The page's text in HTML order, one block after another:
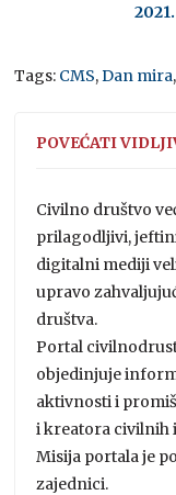
2021.
Tags: CMS,Dan mira,
POVEĆATI
Civilno društvo
prilagodljivi,
digitalni mediji
upravo
društva.
Portal
objedinjuje
aktivnosti i
i kreatora civilnih
Misija portala je
zajednici.